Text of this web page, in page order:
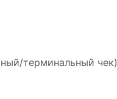
терминальный чек)